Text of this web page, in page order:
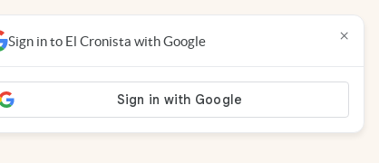
Sign in to El Cronista with Google ×